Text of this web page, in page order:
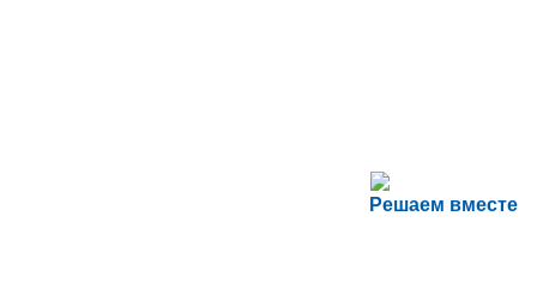
Решаем вместе
Сложности с
Сообщите об этом